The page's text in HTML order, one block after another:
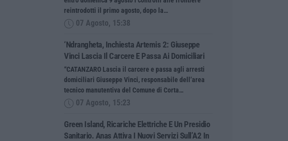
reintrodotti il primo agosto, dopo la…
07 Agosto, 15:38
‘Ndrangheta, Inchiesta Artemis 2: Giuseppe
Vinci Lascia Il Carcere E Passa Ai Domiciliari
“CATANZARO Lascia il carcere e passa agli arresti
domiciliari Giuseppe Vinci, responsabile dell’area
tecnico manutentiva del Comune di Corta…
07 Agosto, 15:23
Green Island, Ricariche Elettriche E Un Presidio
Sanitario. Anas Attiva I Nuovi Servizi Sull’A2 In